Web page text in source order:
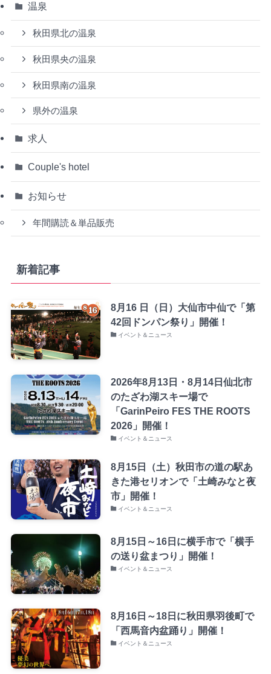
温泉
秋田県北の温泉
秋田県央の温泉
秋田県南の温泉
県外の温泉
求人
Couple's hotel
お知らせ
年間購読＆単品販売
新着記事
8月16 日（日）大仙市中仙で「第
42回ドンパン祭り」開催！
イベント＆ニュース
2026年8月13日・8月14日仙北市
のたざわ湖スキー場で
「GarinPeiro FES THE ROOTS
2026」開催！
イベント＆ニュース
8月15日（土）秋田市の道の駅あ
きた港セリオンで「土崎みなと夜
市」開催！
イベント＆ニュース
8月15日～16日に横手市で「横手
の送り盆まつり」開催！
イベント＆ニュース
8月16日～18日に秋田県羽後町で
「西馬音内盆踊り」開催！
イベント＆ニュース